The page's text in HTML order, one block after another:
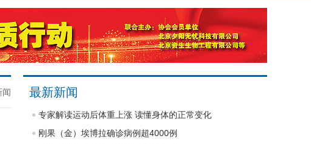
闻 最新新闻
专家解读运动后体重上涨 读懂身体的正常变化
刚果（金）埃博拉确诊病例超4000例